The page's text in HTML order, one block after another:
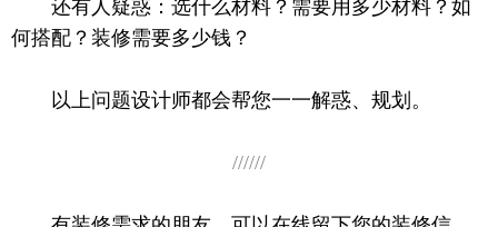
还有人疑惑：选什么材料？需要用多少材料？如
何搭配？装修需要多少钱？
以上问题设计师都会帮您一一解惑、规划。
//////